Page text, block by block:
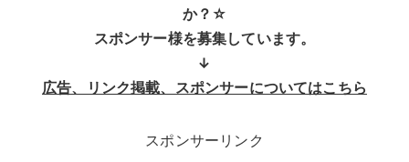
か？☆
スポンサー様を募集しています。
↓
広告、リンク掲載、スポンサーについてはこちら
スポンサーリンク